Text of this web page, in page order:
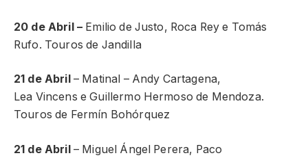
20 de Abril – Emilio de Justo, Roca Rey e Tomás
Rufo. Touros de Jandilla
21 de Abril – Matinal – Andy Cartagena,
Lea Vincens e Guillermo Hermoso de Mendoza.
Touros de Fermín Bohórquez
21 de Abril– Miguel Ángel Perera, Paco